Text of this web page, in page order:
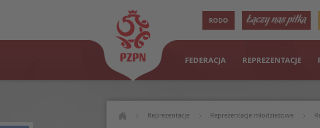
RODO
FEDERACJA REPREZENTACJE
Reprezentacje Reprezentacje młodzieżowe